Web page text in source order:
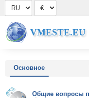
VMESTE.EU
Основное
Общие вопросы